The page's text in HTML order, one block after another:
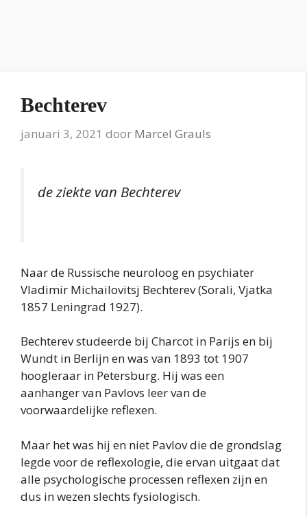
Bechterev
januari 3, 2021 door Marcel Grauls
de ziekte van Bechterev
Naar de Russische neuroloog en psychiater
Vladimir Michailovitsj Bechterev (Sorali, Vjatka
1857 Leningrad 1927).
Bechterev studeerde bij Charcot in Parijs en bij
Wundt in Berlijn en was van 1893 tot 1907
hoogleraar in Petersburg. Hij was een
aanhanger van Pavlovs leer van de
voorwaardelijke reflexen.
Maar het was hij en niet Pavlov die de grondslag
legde voor de reflexologie, die ervan uitgaat dat
alle psychologische processen reflexen zijn en
dus in wezen slechts fysiologisch.